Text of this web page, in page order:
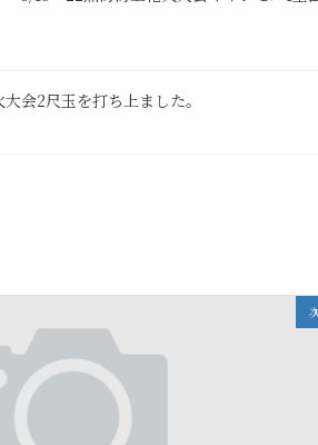
会2尺玉を打ち上ました。